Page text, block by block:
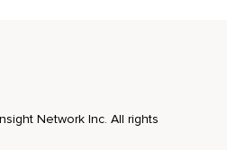
Network Inc. All rights